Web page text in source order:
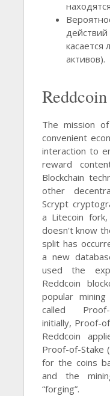
действий
касается
активов).
The mission
convenient
interaction to
reward
Blockchain
other
Scrypt
a Litecoin
doesn't know
split has
a new
used the
Reddcoin
popular
called Proof-
initially, Proof-
Reddcoin
Proof-of-Stake
for the coins
and the
“forging”.